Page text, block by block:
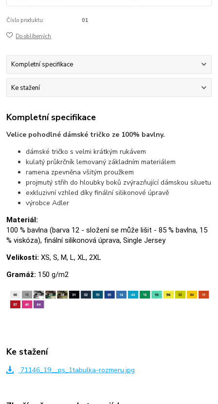
Číslo produktu: 01
Do oblíbených
Kompletní specifikace
Ke stažení
Kompletní specifikace
Velice pohodlné dámské tričko ze 100% bavlny.
dámské tričko s velmi krátkým rukávem
kulatý průkrčník lemovaný základním materiálem
ramena zpevněna všitým proužkem
projmutý střih do hloubky boků zvýrazňující dámskou siluetu
exkluzivní vzhled díky finální silikonové úpravě
výrobce Adler
Materiál:
100 % bavlna (barva 12 - složení se může lišit - 85 % bavlna, 15
% viskóza), finální silikonová úprava, Single Jersey
Velikosti: XS, S, M, L, XL, 2XL
Gramáž: 150 g/m2
Ke stažení
71146_19__ps_1tabulka-rozmeru.jpg